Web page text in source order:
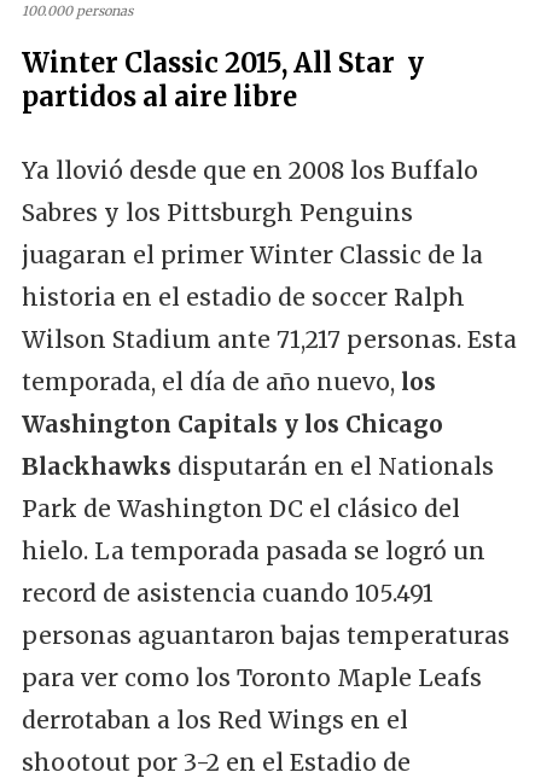
100.000 personas
Winter Classic 2015, All Star y
partidos al aire libre
Ya llovió desde que en 2008 los Buffalo
Sabres y los Pittsburgh Penguins
juagaran el primer Winter Classic de la
historia en el estadio de soccer Ralph
Wilson Stadium ante 71,217 personas. Esta
temporada, el día de año nuevo, los
Washington Capitals y los Chicago
Blackhawks disputarán en el Nationals
Park de Washington DC el clásico del
hielo. La temporada pasada se logró un
record de asistencia cuando 105.491
personas aguantaron bajas temperaturas
para ver como los Toronto Maple Leafs
derrotaban a los Red Wings en el
shootout por 3-2 en el Estadio de